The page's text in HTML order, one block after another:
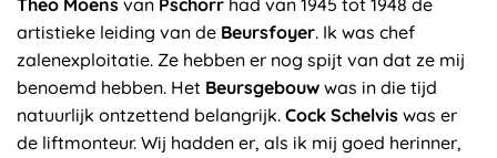
Theo Moens van Pschorr had van 1945 tot 1948 de
artistieke leiding van de Beursfoyer. Ik was chef
zalenexploitatie. Ze hebben er nog spijt van dat ze mij
benoemd hebben. Het Beursgebouw was in die tijd
natuurlijk ontzettend belangrijk. Cock Schelvis was er
de liftmonteur. Wij hadden er, als ik mij goed herinner,